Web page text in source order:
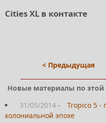
Cities XL в контакте
< Предыдущая
Новые материалы по этой
31/05/2014 -
Tropico 5 -
колониальной эпохе